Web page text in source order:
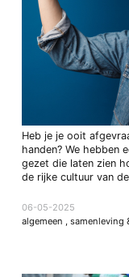
Heb je je ooit
handen? We hebben
gezet die laten zien
de rijke cultuur van
06-05-2025
algemeen , samenleving